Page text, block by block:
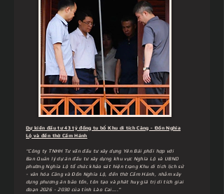
Dự kiến đầu tư 43 tỷ đồng tu bổ Khu di tích Căng - Đồn Nghĩa
Lộ và đền thờ Cầm Hánh
"Công ty TNHH Tư vấn đầu tư xây dựng Yên Bái phối hợp với
Ban Quản lý dự án đầu tư xây dựng khu vực Nghĩa Lộ và UBND
phường Nghĩa Lộ tổ chức khảo sát hiện trạng Khu di tích lịch sử
- văn hóa Căng và Đồn Nghĩa Lộ, đền thờ Cầm Hánh, nhằm xây
dựng phương án bảo tồn, tôn tạo và phát huy giá trị di tích giai
đoạn 2026 - 2030của tỉnh Lào Cai...."